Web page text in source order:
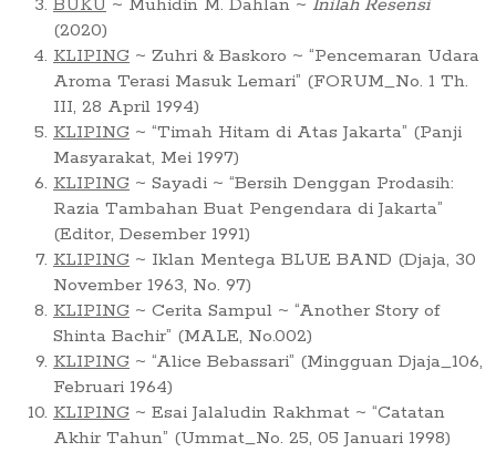
BUKU ~ Muhidin M. Dahlan ~ Inilah Resensi
(2020)
KLIPING ~ Zuhri & Baskoro ~ “Pencemaran Udara
Aroma Terasi Masuk Lemari” (FORUM_No. 1 Th.
III, 28 April 1994)
KLIPING ~ “Timah Hitam di Atas Jakarta” (Panji
Masyarakat, Mei 1997)
KLIPING ~ Sayadi ~ “Bersih Denggan Prodasih:
Razia Tambahan Buat Pengendara di Jakarta”
(Editor, Desember 1991)
KLIPING ~ Iklan Mentega BLUE BAND (Djaja, 30
November 1963, No. 97)
KLIPING ~ Cerita Sampul ~ “Another Story of
Shinta Bachir” (MALE, No.002)
KLIPING ~ “Alice Bebassari” (Mingguan Djaja_106,
Februari 1964)
KLIPING ~ Esai Jalaludin Rakhmat ~ “Catatan
Akhir Tahun” (Ummat_No. 25, 05 Januari 1998)